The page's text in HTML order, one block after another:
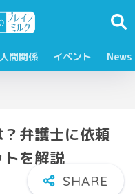
人間関係 イベント News
弁護士に依頼
を解説